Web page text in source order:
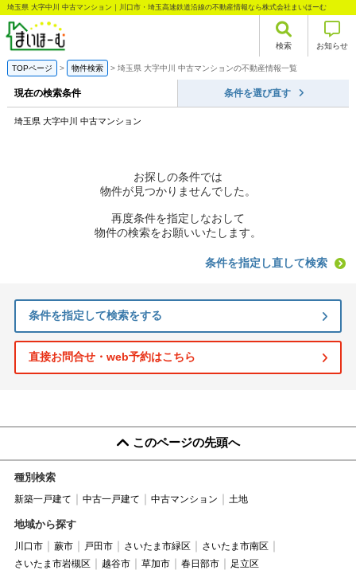
埼玉県 大字中川 中古マンション｜川口市・埼玉高速鉄道沿線の不動産情報なら株式会社まいほーむ
検索 お知らせ
TOPページ 物件検索 埼玉県 大字中川 中古マンションの不動産情報一覧
現在の検索条件 条件を選び直す
埼玉県 大字中川 中古マンション
お探しの条件では
物件が見つかりませんでした。
再度条件を指定しなおして
物件の検索をお願いいたします。
条件を指定し直して検索
条件を指定して検索をする
直接お問合せ・web予約はこちら
このページの先頭へ
種別検索
新築一戸建て 中古一戸建て 中古マンション 土地
地域から探す
川口市 蕨市 戸田市 さいたま市緑区
さいたま市南区
さいたま市岩槻区
越谷市 草加市 春日部市 足立区